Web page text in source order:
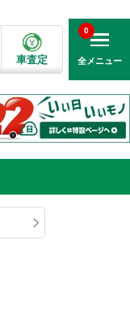
車査定 全メニュー
0